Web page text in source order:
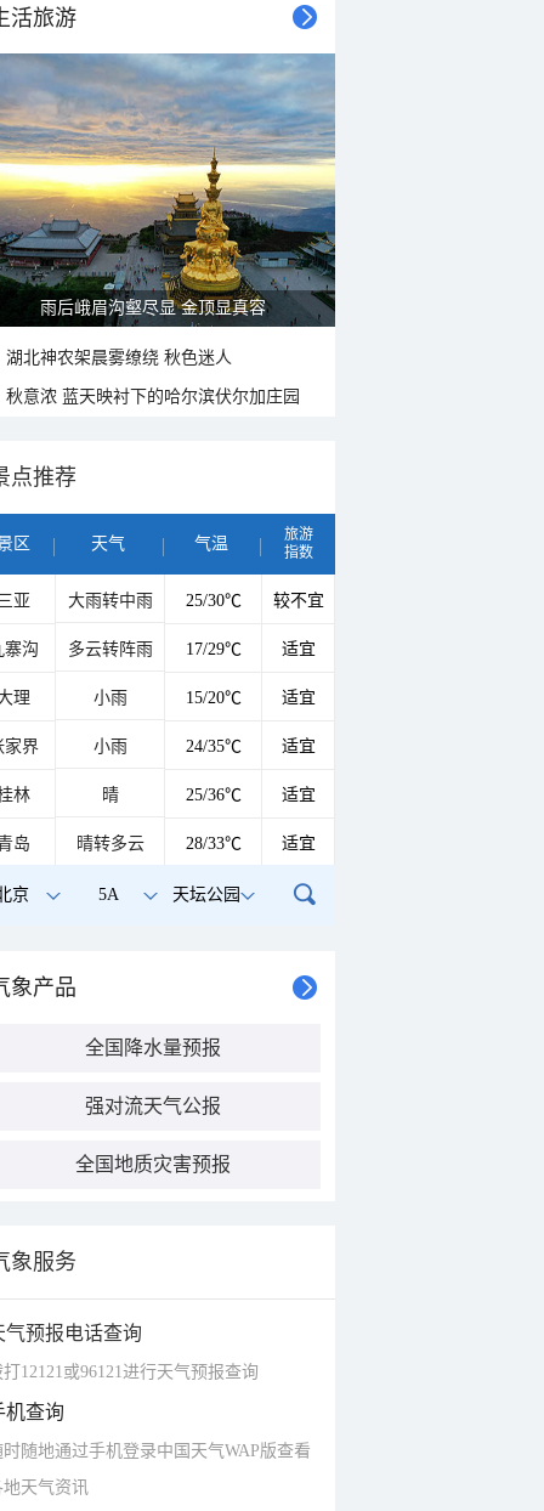
活旅游
雨后峨眉沟壑尽显 金顶显真容
湖北神农架晨雾缭绕 秋色迷人
秋意浓 蓝天映衬下的哈尔滨伏尔加庄园
点推荐
区 天气 气温
旅游
指数
亚 大雨转中雨 25/30℃ 较不宜
寨沟 多云转阵雨 17/29℃ 适宜
理 小雨 15/20℃ 适宜
家界 小雨 24/35℃ 适宜
林 晴 25/36℃ 适宜
岛 晴转多云 28/33℃ 适宜
京 5A 天坛公园
象产品
全国降水量预报
强对流天气公报
全国地质灾害预报
象服务
气预报电话查询
打12121或96121进行天气预报查询
机查询
时随地通过手机登录中国天气WAP版查看
地天气资讯